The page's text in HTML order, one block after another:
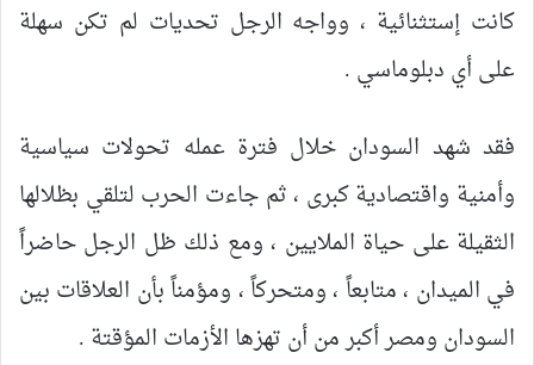
كانت إستثنائية ، وواجه الرجل تحديات لم تكن سهلة
على أي دبلوماسي .
فقد شهد السودان خلال فترة عمله تحولات سياسية
وأمنية واقتصادية كبرى ، ثم جاءت الحرب لتلقي بظلالها
الثقيلة على حياة الملايين ، ومع ذلك ظل الرجل حاضراً
في الميدان ، متابعاً ، ومتحركاً ، ومؤمناً بأن العلاقات بين
السودان ومصر أكبر من أن تهزها الأزمات المؤقتة .